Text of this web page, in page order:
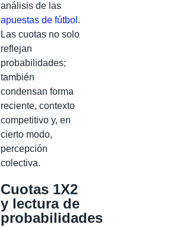
análisis de las
apuestas de fútbol .
Las cuotas no solo
reflejan
probabilidades;
también
condensan forma
reciente, contexto
competitivo y, en
cierto modo,
percepción
colectiva.
Cuotas 1X2
y lectura de
probabilidades